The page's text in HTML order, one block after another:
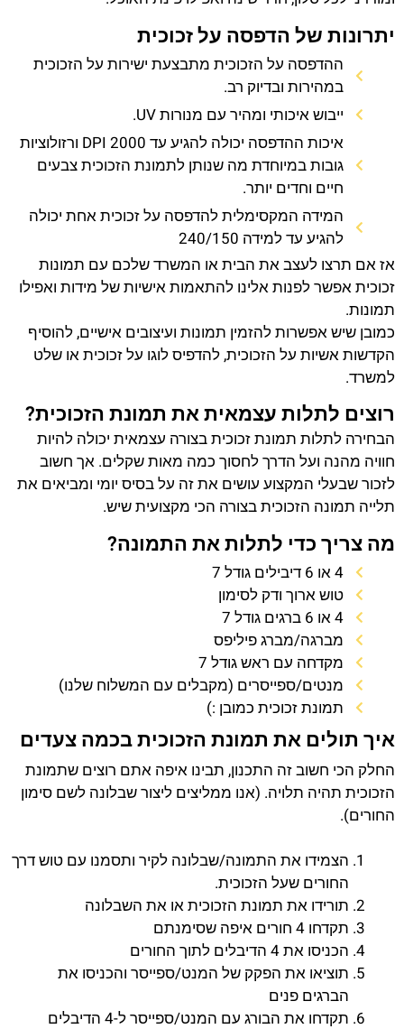
יתרונות של הדפסה על זכוכית
ההדפסה על הזכוכית מתבצעת ישירות על הזכוכית
במהירות ובדיוק רב.
ייבוש איכותי ומהיר עם מנורות UV.
איכות ההדפסה יכולה להגיע עד 2000 DPI ורזולוציות
גובות במיוחדת מה שנותן לתמונת הזכוכית צבעים
חיים וחדים יותר.
המידה המקסימלית להדפסה על זכוכית אחת יכולה
להגיע עד למידה 240/150
אז אם תרצו לעצב את הבית או המשרד שלכם עם תמונות
זכוכית אפשר לפנות אלינו להתאמות אישיות של מידות ואפילו
תמונות.
כמובן שיש אפשרות להזמין תמונות ועיצובים אישיים, להוסיף
הקדשות אשיות על הזכוכית, להדפיס לוגו על זכוכית או שלט
למשרד.
רוצים לתלות עצמאית את תמונת הזכוכית?
הבחירה לתלות תמונת זכוכית בצורה עצמאית יכולה להיות
חוויה מהנה ועל הדרך לחסוך כמה מאות שקלים. אך חשוב
לזכור שבעלי המקצוע עושים את זה על בסיס יומי ומביאים את
תלייה תמונה הזכוכית בצורה הכי מקצועית שיש.
מה צריך כדי לתלות את התמונה?
4 או 6 דיבילים גודל 7
טוש ארוך ודק לסימון
4 או 6 ברגים גודל 7
מברגה/מברג פיליפס
מקדחה עם ראש גודל 7
מנטים/ספייסרים (מקבלים עם המשלוח שלנו)
תמונת זכוכית כמובן :)
איך תולים את תמונת הזכוכית בכמה צעדים
החלק הכי חשוב זה התכנון, תבינו איפה אתם רוצים שתמונת
הזכוכית תהיה תלויה. (אנו ממליצים ליצור שבלונה לשם סימון
החורים).
הצמידו את התמונה/שבלונה לקיר ותסמנו עם טוש דרך
החורים שעל הזכוכית.
תורידו את תמונת הזכוכית או את השבלונה
תקדחו 4 חורים איפה שסימנתם
הכניסו את 4 הדיבלים לתוך החורים
תוציאו את הפקק של המנט/ספייסר והכניסו את
הברגים פנים
תקדחו את הבורג עם המנט/ספייסר ל-4 הדיבלים